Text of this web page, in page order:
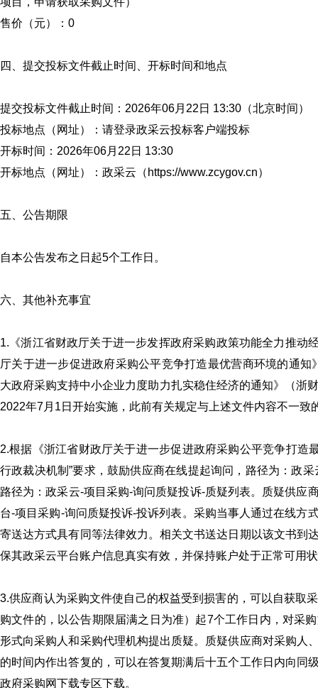
售价（元）：0
四、提交投标文件截止时间、开标时间和地点
提交投标文件截止时间：2026年06月22日 13:30（北京时间）
投标地点（网址）：请登录政采云投标客户端投标
开标时间：2026年06月22日 13:30
开标地点（网址）：政采云（https://www.zcygov.cn）
五、公告期限
自本公告发布之日起5个工作日。
六、其他补充事宜
1.《浙江省财政厅关于进一步发挥政府采购政策功能全力推
厅关于进一步促进政府采购公平竞争打造最优营商环境的通
大政府采购支持中小企业力度助力扎实稳住经济的通知》（浙
2022年7月1日开始实施，此前有关规定与上述文件内容不一致
2.根据《浙江省财政厅关于进一步促进政府采购公平竞争打造
行政裁决机制”要求，鼓励供应商在线提起询问，路径为：政
路径为：政采云-项目采购-询问质疑投诉-质疑列表。质疑供应
台-项目采购-询问质疑投诉-投诉列表。采购当事人通过在线方
寄送达方式具有同等法律效力。相关文书送达日期以该文书到
保其政采云平台账户信息真实有效，并保持账户处于正常可用
3.供应商认为采购文件使自己的权益受到损害的，可以自获取
购文件的，以公告期限届满之日为准）起7个工作日内，对采
形式向采购人和采购代理机构提出质疑。质疑供应商对采购人
的时间内作出答复的，可以在答复期满后十五个工作日内向同
政府采购网下载专区下载。